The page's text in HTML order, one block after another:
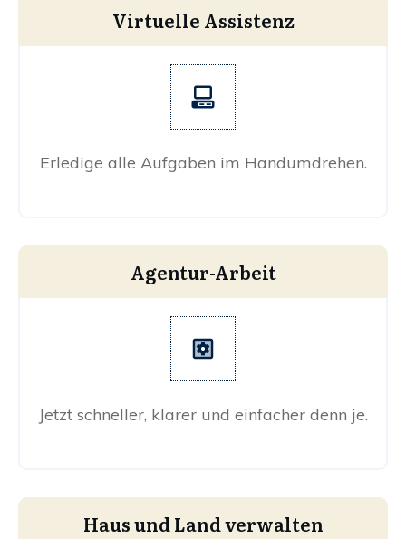
Virtuelle Assistenz
Erledige alle Aufgaben im Handumdrehen.
Agentur-Arbeit
Jetzt schneller, klarer und einfacher denn je.
Haus und Land verwalten